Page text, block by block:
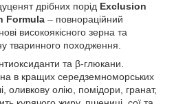
дрібних порід Exclusion
Formula – повнораційний
високоякісного зерна та
тваринного походження.
та β-глюкани.
в кращих середземноморських
оливкову олію, помідори, гранат,